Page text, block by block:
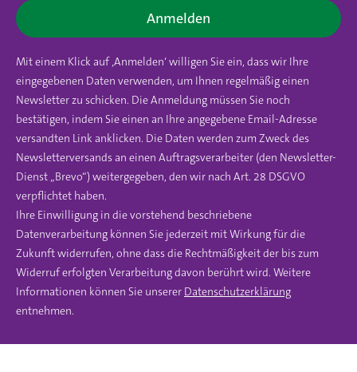
Anmelden
Mit einem Klick auf ‚Anmelden‘ willigen Sie ein, dass wir Ihre
eingegebenen Daten verwenden, um Ihnen regelmäßig einen
Newsletter zu schicken. Die Anmeldung müssen Sie noch
bestätigen, indem Sie einen an Ihre angegebene Email-Adresse
versandten Link anklicken. Die Daten werden zum Zweck des
Newsletterversands an einen Auftragsverarbeiter (den Newsletter-
Dienst „Brevo“) weitergegeben, den wir nach Art. 28 DSGVO
verpflichtet haben.
Ihre Einwilligung in die vorstehend beschriebene
Datenverarbeitung können Sie jederzeit mit Wirkung für die
Zukunft widerrufen, ohne dass die Rechtmäßigkeit der bis zum
Widerruf erfolgten Verarbeitung davon berührt wird. Weitere
Informationen können Sie unserer Datenschutzerklärung
entnehmen.